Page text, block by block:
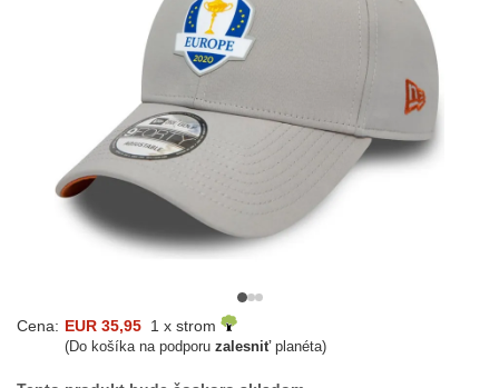
Cena: EUR 35,95 1 x strom
(Do košíka na podporu zalesniťplanéta)